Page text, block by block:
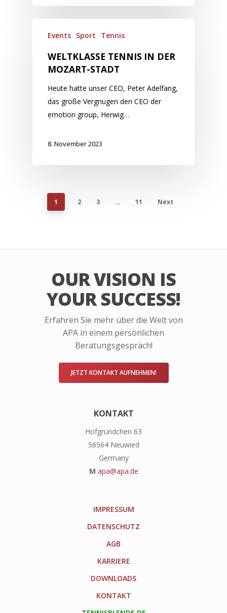
Events Sport Tennis
WELTKLASSE TENNIS IN DER
MOZART-STADT
Heute hatte unser CEO, Peter Adelfang,
das große Vergnügen den CEO der
emotion group, Herwig…
8. November 2023
1 2 3 … 11 Next
OUR VISION IS
YOUR SUCCESS!
Erfahren Sie mehr über die Welt von
APA in einem persönlichen
Beratungsgespräch!
JETZT KONTAKT AUFNEHMEN!
KONTAKT
Hofgründchen 63
56564 Neuwied
Germany
M apa@apa.de
IMPRESSUM
DATENSCHUTZ
AGB
KARRIERE
DOWNLOADS
KONTAKT